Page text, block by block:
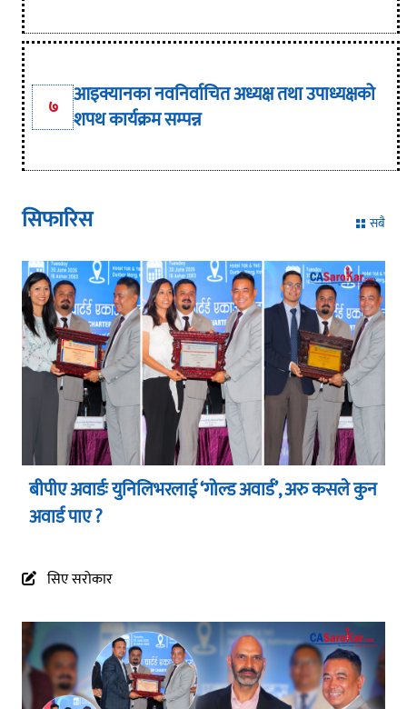
७ आइक्यानका नवनिर्वाचित अध्यक्ष तथा उपाध्यक्षको
शपथ कार्यक्रम सम्पन्न
सिफारिस सबै
बीपीए अवार्डः युनिलिभरलाई ‘गोल्ड अवार्ड’, अरु कसले कुन
अवार्ड पाए ?
सिए सरोकार